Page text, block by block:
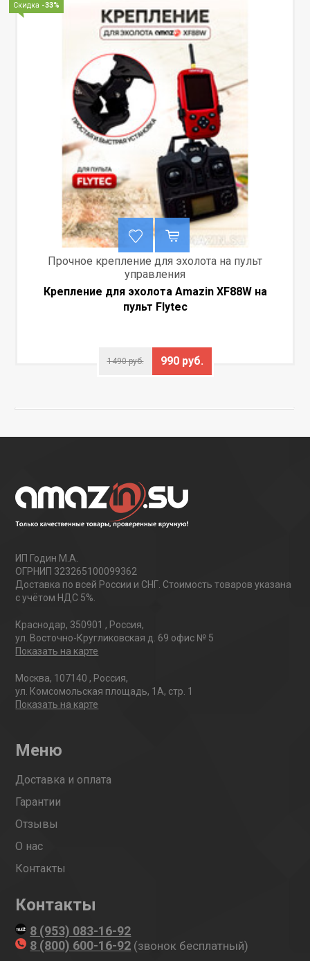
Скидка -33%
Прочное крепление для эхолота на пульт
управления
Крепление для эхолота Amazin XF88W на
пульт Flytec
1490 руб. 990 руб.
ИП Годин М.А.
ОГРНИП 323265100099362
Доставка по всей России и СНГ. Стоимость товаров указана
с учётом НДС 5%.
Краснодар, 350901 , Россия,
ул. Восточно-Кругликовская д. 69 офис № 5
Показать на карте
Москва, 107140 , Россия,
ул. Комсомольская площадь, 1А, стр. 1
Показать на карте
Меню
Доставка и оплата
Гарантии
Отзывы
О нас
Контакты
Контакты
8 (953) 083-16-92
8 (800) 600-16-92 (звонок бесплатный)